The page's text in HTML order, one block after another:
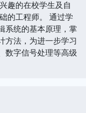
趣的在校学生及自
的工程师。 通过学
系统的基本原理，掌
方法，为进一步学习
数字信号处理等高级